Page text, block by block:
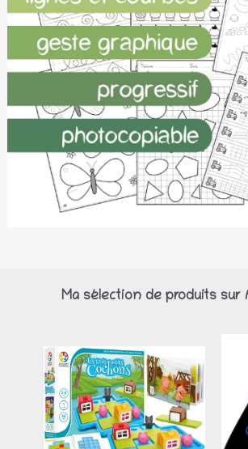
Ma sélection de produits sur